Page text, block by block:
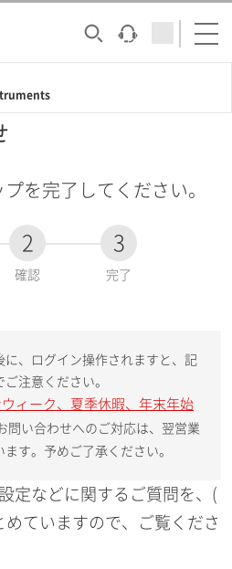
を完了してください。
2
確認
3
完了
に、ログイン操作されますと、記
注意ください。
ィーク、夏季休暇、年末年始
問い合わせへのご対応は、翌営業
す。予めご了承ください。
定などに関するご質問を、(
めていますので、ご覧くださ